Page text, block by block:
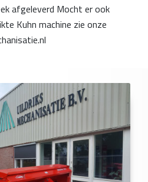
afgeleverd Mocht er ook
Kuhn machine zie onze